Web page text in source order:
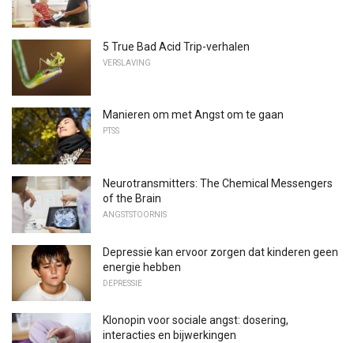
5 True Bad Acid Trip-verhalen
VERSLAVING
Manieren om met Angst om te gaan
PTSS
Neurotransmitters: The Chemical Messengers
of the Brain
ANGSTSTOORNIS
Depressie kan ervoor zorgen dat kinderen geen
energie hebben
DEPRESSIE
Klonopin voor sociale angst: dosering,
interacties en bijwerkingen